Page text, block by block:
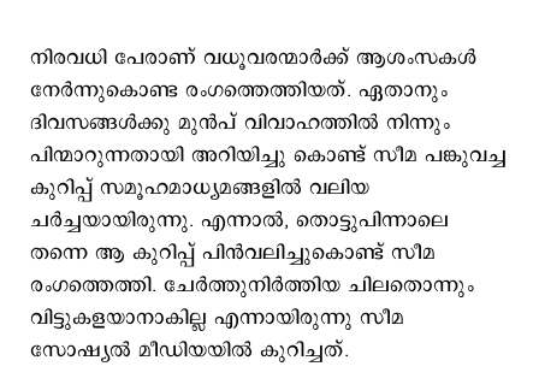
നിരവധി പേരാണ് വധൂവരന്മാർക്ക് ആശംസകൾ
നേർന്നുകൊണ്ട രംഗത്തെത്തിയത്. ഏതാനും
ദിവസങ്ങൾക്കു മുൻപ് വിവാഹത്തിൽ നിന്നും
പിന്മാറുന്നതായി അറിയിച്ചു കൊണ്ട് സീമ പങ്കുവച്ച
കുറിപ്പ് സമൂഹമാധ്യമങ്ങളിൽ വലിയ
ചർച്ചയായിരുന്നു. എന്നാൽ, തൊട്ടുപിന്നാലെ
തന്നെ ആ കുറിപ്പ് പിൻവലിച്ചുകൊണ്ട് സീമ
രംഗത്തെത്തി. ചേർത്തുനിർത്തിയ ചിലതൊന്നും
വിട്ടുകളയാനാകില്ല എന്നായിരുന്നു സീമ
സോഷ്യൽ മീഡിയയിൽ കുറിച്ചത്.